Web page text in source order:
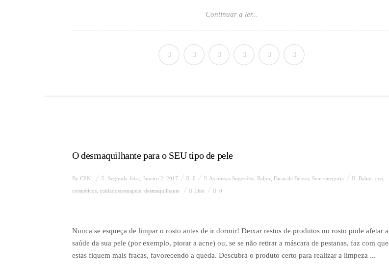
Continuar a ler...
O desmaquilhante para o SEU tipo de pele
By CEN Segunda-feira, Janeiro 2, 2017 0 As nossas Sugestões Babor Dicas de Beleza Sem categoria Babor cen
cosméticos cuidadoscomapele desmaquilhante Link 0
Nunca se esqueça de limpar o rosto antes de ir dormir! Deixar restos de produtos no rosto pode afetar a
saúde da sua pele (por exemplo, piorar a acne) ou, se se não retirar a máscara de pestanas, faz com que
estas fiquem mais fracas, favorecendo a queda. Descubra o produto certo para realizar a limpeza ...